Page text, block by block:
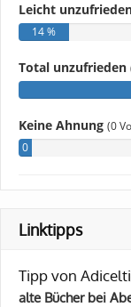
Linktipps
Tipp von
alte Bücher bei